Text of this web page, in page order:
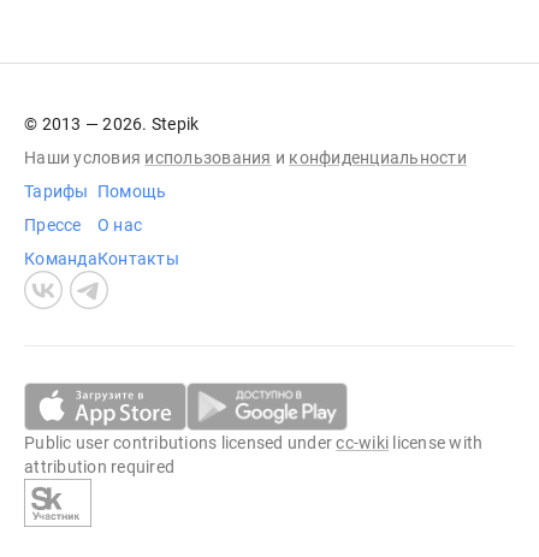
© 2013 — 2026. Stepik
Наши условия использования и конфиденциальности
Тарифы
Прессе
Команда
Помощь
О нас
Контакты
Public user contributions licensed undercc-wiki license with
attribution required